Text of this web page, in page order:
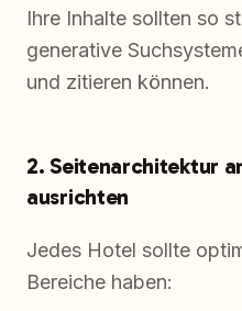
Ihre Inhalte sollten so
generative
und zitieren können.
2. Seitenarchitektur
ausrichten
Jedes Hotel sollte
Bereiche haben: